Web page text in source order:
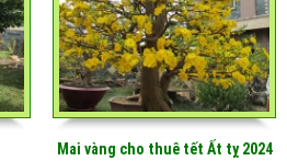
Mai vàng cho thuê tết Ất tỵ 2024